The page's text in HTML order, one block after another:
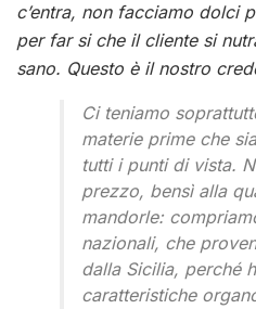
c’entra, non facciamo dolci
per far si che il cliente si
sano. Questo è il nostro
Ci teniamo
materie prime che
tutti i punti di vista.
prezzo, bensì alla
mandorle:
nazionali, che
dalla Sicilia, perché
caratteristiche